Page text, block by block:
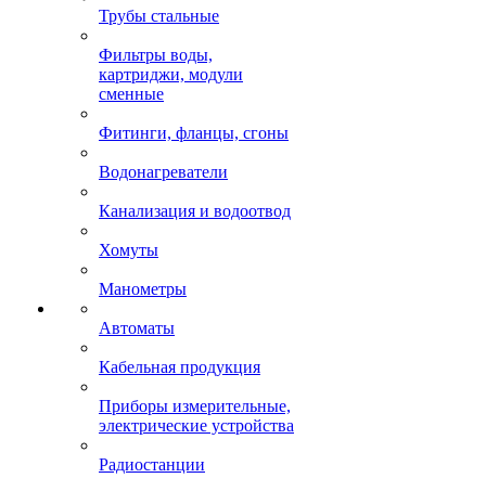
Трубы стальные
Фильтры воды,
картриджи, модули
сменные
Фитинги, фланцы, сгоны
Водонагреватели
Канализация и водоотвод
Хомуты
Манометры
Автоматы
Кабельная продукция
Приборы измерительные,
электрические устройства
Радиостанции